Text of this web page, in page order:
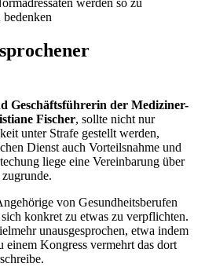
werden so zu
Geschäftsführerin der Mediziner-
Fischer, sollte nicht nur
unter Strafe gestellt werden,
Dienst auch Vorteilsnahme und
liege eine Vereinbarung über
von Gesundheitsberufen
konkret zu etwas zu verpflichten.
unausgesprochen, etwa indem
einem Kongress vermehrt das dort